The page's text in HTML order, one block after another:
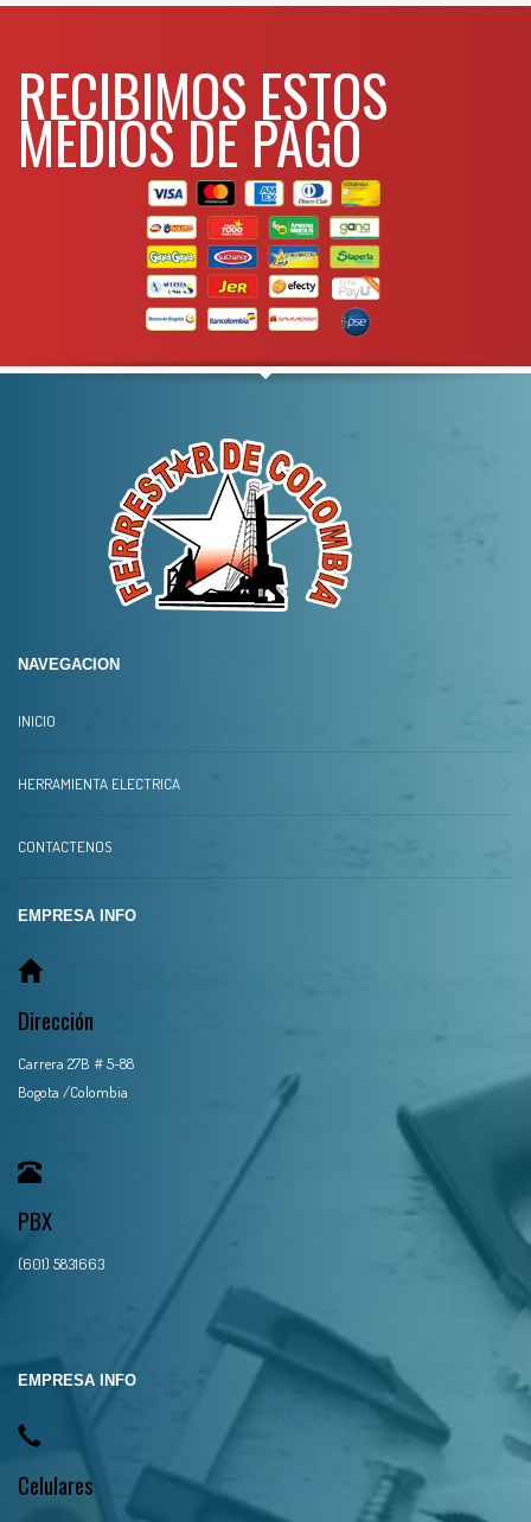
RECIBIMOS ESTOS
MEDIOS DE PAGO
NAVEGACION
INICIO
HERRAMIENTA ELECTRICA
CONTACTENOS
EMPRESA INFO
Dirección
Carrera 27B # 5-88
Bogota /Colombia
PBX
(601) 5831663
EMPRESA INFO
Celulares